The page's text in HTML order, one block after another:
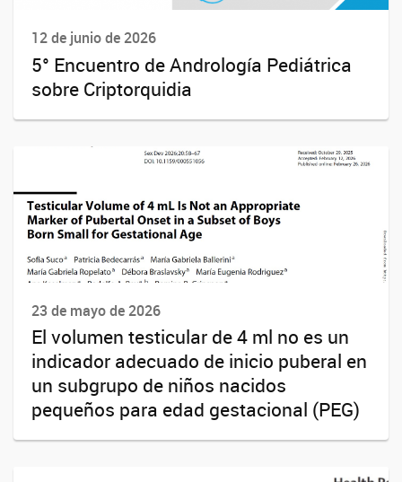
12 de junio de 2026
5° Encuentro de Andrología Pediátrica
sobre Criptorquidia
23 de mayo de 2026
El volumen testicular de 4 ml no es un
indicador adecuado de inicio puberal en
un subgrupo de niños nacidos
pequeños para edad gestacional (PEG)